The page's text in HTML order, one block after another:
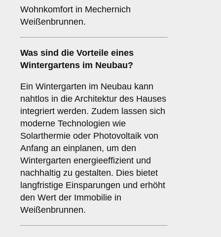
Wohnkomfort in Mechernich
Weißenbrunnen.
Was sind die Vorteile eines
Wintergartens im Neubau?
Ein Wintergarten im Neubau kann
nahtlos in die Architektur des Hauses
integriert werden. Zudem lassen sich
moderne Technologien wie
Solarthermie oder Photovoltaik von
Anfang an einplanen, um den
Wintergarten energieeffizient und
nachhaltig zu gestalten. Dies bietet
langfristige Einsparungen und erhöht
den Wert der Immobilie in
Weißenbrunnen.